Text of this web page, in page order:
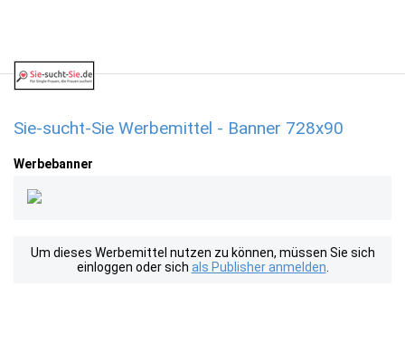
Sie-sucht-Sie Werbemittel - Banner 728x90
Werbebanner
Um dieses Werbemittel nutzen zu können, müssen Sie sich
einloggen oder sich als Publisher anmelden